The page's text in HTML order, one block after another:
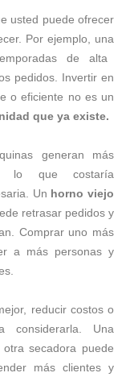
usted puede ofrecer
Por ejemplo, una
de alta
pedidos. Invertir en
o eficiente no es un
que ya existe.
generan más
lo que costaría
Un horno viejo
retrasar pedidos y
Comprar uno más
a más personas y
reducir costos o
considerarla. Una
secadora puede
más clientes y